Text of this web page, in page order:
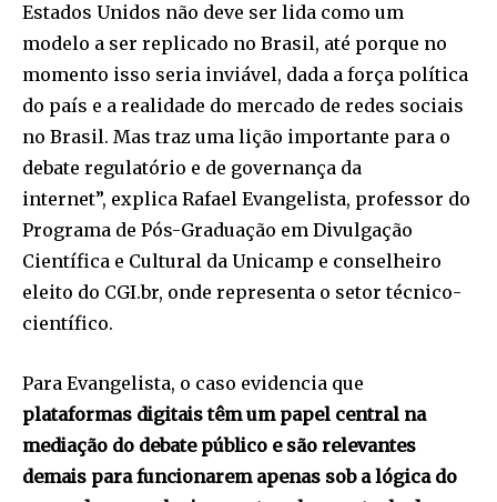
Estados Unidos não deve ser lida como um
modelo a ser replicado no Brasil, até porque no
momento isso seria inviável, dada a força política
do país e a realidade do mercado de redes sociais
no Brasil. Mas traz uma lição importante para o
debate regulatório e de governança da
internet”, explica Rafael Evangelista, professor do
Programa de Pós-Graduação em Divulgação
Científica e Cultural da Unicamp e conselheiro
eleito do CGI.br, onde representa o setor técnico-
científico.
Para Evangelista, o caso evidencia que
plataformas digitais têm um papel central na
mediação do debate público e são relevantes
demais para funcionarem apenas sob a lógica do